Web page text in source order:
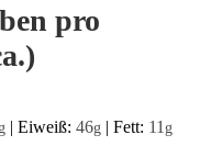
pro
| Eiweiß: 46g | Fett: 11 g